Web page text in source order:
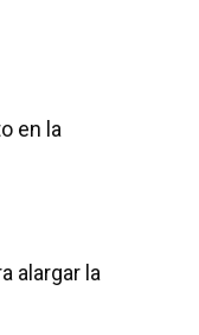
en la
alargar la